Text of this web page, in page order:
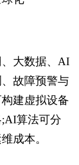
大数据、AI
故障预警与
建虚拟设备
算法可分
成本。